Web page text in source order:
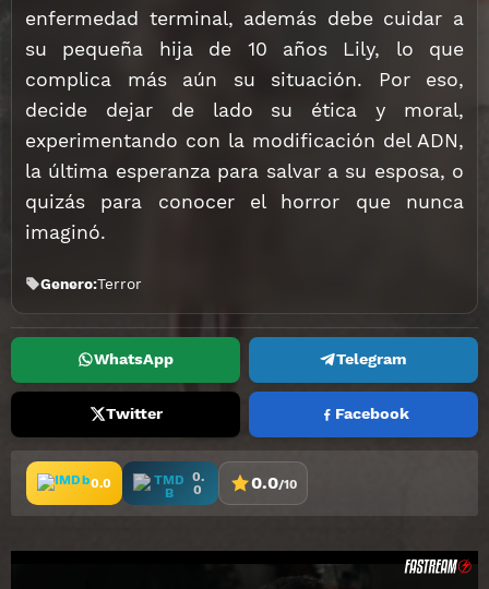
enfermedad terminal, además debe cuidar a
su pequeña hija de 10 años Lily, lo que
complica más aún su situación. Por eso,
decide dejar de lado su ética y moral,
experimentando con la modificación del ADN,
la última esperanza para salvar a su esposa, o
quizás para conocer el horror que nunca
imaginó.
Genero:Terror
WhatsApp Telegram
Twitter Facebook
0.0
0.
0
0.0/10